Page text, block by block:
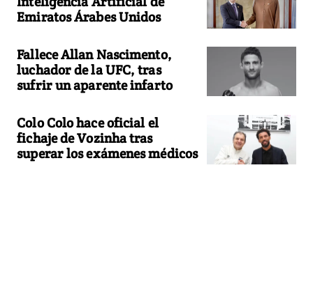
Emiratos Árabes Unidos
Fallece Allan Nascimento,
luchador de la UFC, tras
sufrir un aparente infarto
Colo Colo hace oficial el
fichaje de Vozinha tras
superar los exámenes médicos